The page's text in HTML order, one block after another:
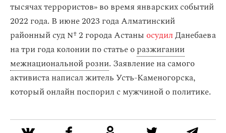
тысячах террористов» во время январских событий
2022 года. В июне 2023 года Алматинский
районный суд № 2 города Астаны осудилДанебаева
на три года колонии по статье оразжигании
межнациональной розни. Заявление на самого
активиста написал житель Усть-Каменогорска,
который онлайн поспорил с мужчиной о политике.